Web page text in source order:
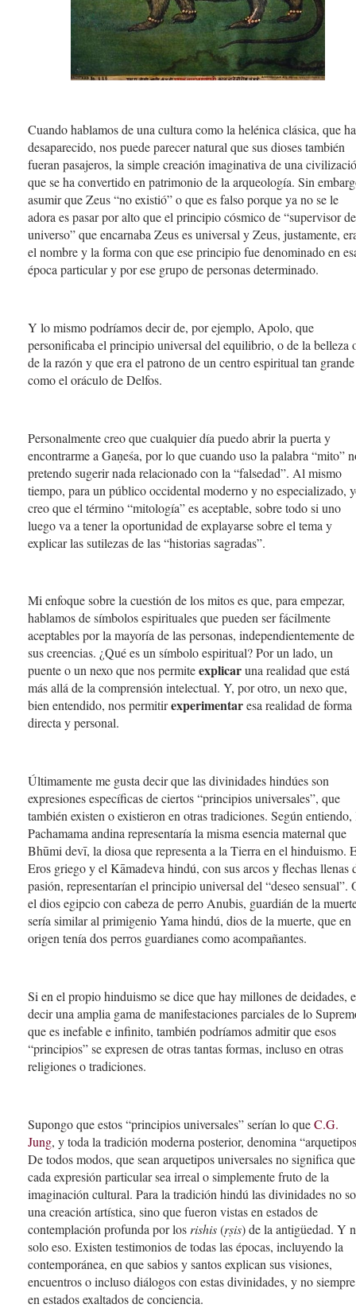
Cuando hablamos de una cultura como la helénica clásica, que ha
desaparecido, nos puede parecer natural que sus dioses también
fueran pasajeros, la simple creación imaginativa de una
que se ha convertido en patrimonio de la arqueología. Sin
asumir que Zeus “no existió” o que es falso porque ya no se le
adora es pasar por alto que el principio cósmico de “supervisor
universo” que encarnaba Zeus es universal y Zeus, justamente,
el nombre y la forma con que ese principio fue denominado en
época particular y por ese grupo de personas determinado.
Y lo mismo podríamos decir de, por ejemplo, Apolo, que
personificaba el principio universal del equilibrio, o de la belleza
de la razón y que era el patrono de un centro espiritual tan grande
como el oráculo de Delfos.
Personalmente creo que cualquier día puedo abrir la puerta y
encontrarme a Gaṇeśa, por lo que cuando uso la palabra “mito”
pretendo sugerir nada relacionado con la “falsedad”. Al mismo
tiempo, para un público occidental moderno y no especializado,
creo que el término “mitología” es aceptable, sobre todo si uno
luego va a tener la oportunidad de explayarse sobre el tema y
explicar las sutilezas de las “historias sagradas”.
Mi enfoque sobre la cuestión de los mitos es que, para empezar,
hablamos de símbolos espirituales que pueden ser fácilmente
aceptables por la mayoría de las personas, independientemente de
sus creencias. ¿Qué es un símbolo espiritual? Por un lado, un
puente o un nexo que nos permiteexplicaruna realidad que está
más allá de la comprensión intelectual. Y, por otro, un nexo que,
bien entendido, nos permitirexperimentaresa realidad de forma
directa y personal.
Últimamente me gusta decir que las divinidades hindúes son
expresiones específicas de ciertos “principios universales”, que
también existen o existieron en otras tradiciones. Según entiendo,
Pachamama andina representaría la misma esencia maternal que
Bhūmi devī, la diosa que representa a la Tierra en el hinduismo.
Eros griego y el Kāmadeva hindú, con sus arcos y flechas llenas
pasión, representarían el principio universal del “deseo sensual”.
el dios egipcio con cabeza de perro Anubis, guardián de la
sería similar al primigenio Yama hindú, dios de la muerte, que en
origen tenía dos perros guardianes como acompañantes.
Si en el propio hinduismo se dice que hay millones de deidades,
decir una amplia gama de manifestaciones parciales de lo
que es inefable e infinito, también podríamos admitir que esos
“principios” se expresen de otras tantas formas, incluso en otras
religiones o tradiciones.
Supongo que estos “principios universales” serían lo queC.G.
Jung, y toda la tradición moderna posterior, denomina
De todos modos, que sean arquetipos universales no significa que
cada expresión particular sea irreal o simplemente fruto de la
imaginación cultural. Para la tradición hindú las divinidades no
una creación artística, sino que fueron vistas en estados de
contemplación profunda por los rishis(ṛṣis) de la antigüedad. Y
solo eso. Existen testimonios de todas las épocas, incluyendo la
contemporánea, en que sabios y santos explican sus visiones,
encuentros o incluso diálogos con estas divinidades, y no siempre
en estados exaltados de conciencia.